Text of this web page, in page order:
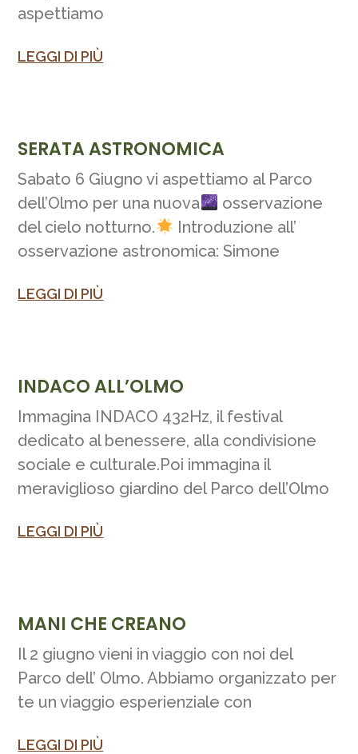
aspettiamo
LEGGI DI PIÙ
SERATA ASTRONOMICA
Sabato 6 Giugno vi aspettiamo al Parco
dell’Olmo per una nuova
osservazione
del cielo notturno.
Introduzione all’
osservazione astronomica: Simone
LEGGI DI PIÙ
INDACO ALL’OLMO
Immagina INDACO 432Hz, il festival
dedicato al benessere, alla condivisione
sociale e culturale.Poi immagina il
meraviglioso giardino del Parco dell’Olmo
LEGGI DI PIÙ
MANI CHE CREANO
Il 2 giugno vieni in viaggio con noi del
Parco dell’ Olmo. Abbiamo organizzato per
te un viaggio esperienziale con
LEGGI DI PIÙ